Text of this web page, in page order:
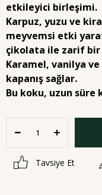
etkileyici birleşimi.
Karpuz, yuzu ve
meyvemsi etki
çikolata ile zarif bir
Karamel, vanilya
kapanış sağlar.
Bu koku, uzun süre
Tavsiye Et